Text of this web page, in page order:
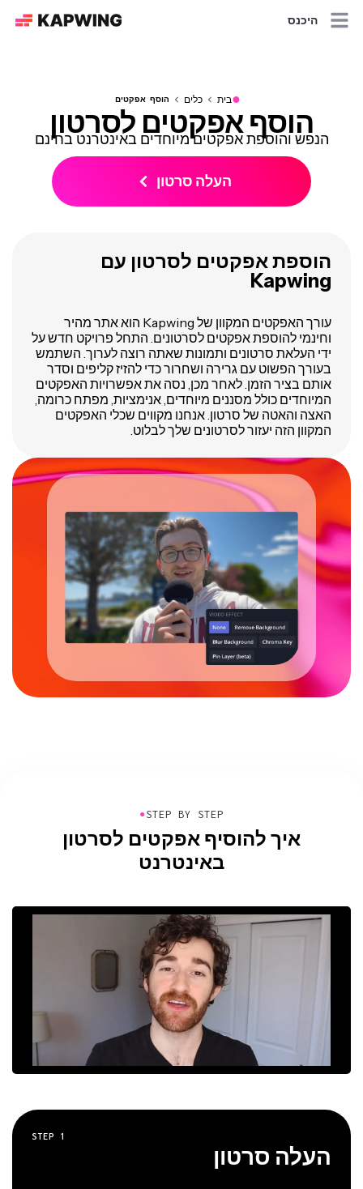
היכנס
●בית כלים הוסף אפקטים
הוסף אפקטים לסרטון
הנפש והוספת אפקטים מיוחדים באינטרנט בחינם
העלה סרטון
הוספת אפקטים לסרטון עם
Kapwing
עורך האפקטים המקוון של Kapwing הוא אתר מהיר
וחינמי להוספת אפקטים לסרטונים. התחל פרויקט חדש על
ידי העלאת סרטונים ותמונות שאתה רוצה לערוך. השתמש
בעורך הפשוט עם גרירה ושחרור כדי להזיז קליפים וסדר
אותם בציר הזמן. לאחר מכן, נסה את אפשרויות האפקטים
המיוחדים כולל מסננים מיוחדים, אנימציות, מפתח כרומה,
האצה והאטה של סרטון. אנחנו מקווים שכלי האפקטים
המקוון הזה יעזור לסרטונים שלך לבלוט.
●STEP BY STEP
איך להוסיף אפקטים לסרטון
באינטרנט
STEP 1
העלה סרטון